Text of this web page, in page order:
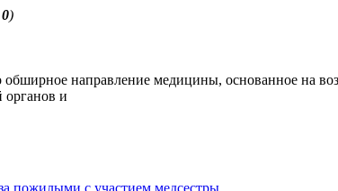
0)
направление медицины, основанное на
и
пожилыми с участием медсестры